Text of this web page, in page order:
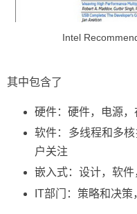
Intel
其中包含了
硬件：硬件，电源，
软件：多线程和多
户关注
嵌入式：设计，软件
IT部门：策略和决